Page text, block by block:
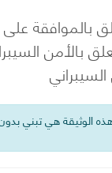
بالموافقة على
بالأمن
الوثيقة هي تبني